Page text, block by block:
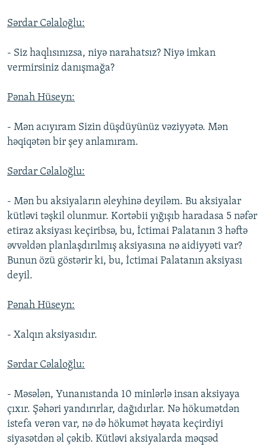
Sərdar Cəlaloğlu:
- Siz haqlısınızsa, niyə narahatsız? Niyə imkan
vermirsiniz danışmağa?
Pənah Hüseyn:
- Mən acıyıram Sizin düşdüyünüz vəziyyətə. Mən
həqiqətən bir şey anlamıram.
Sərdar Cəlaloğlu:
- Mən bu aksiyaların əleyhinə deyiləm. Bu aksiyalar
kütləvi təşkil olunmur. Kortəbii yığışıb haradasa 5 nəfər
etiraz aksiyası keçiribsə, bu, İctimai Palatanın 3 həftə
əvvəldən planlaşdırılmış aksiyasına nə aidiyyəti var?
Bunun özü göstərir ki, bu, İctimai Palatanın aksiyası
deyil.
Pənah Hüseyn:
- Xalqın aksiyasıdır.
Sərdar Cəlaloğlu:
- Məsələn, Yunanıstanda 10 minlərlə insan aksiyaya
çıxır. Şəhəri yandırırlar, dağıdırlar. Nə hökumətdən
istefa verən var, nə də hökumət həyata keçirdiyi
siyasətdən əl çəkib. Kütləvi aksiyalarda məqsəd